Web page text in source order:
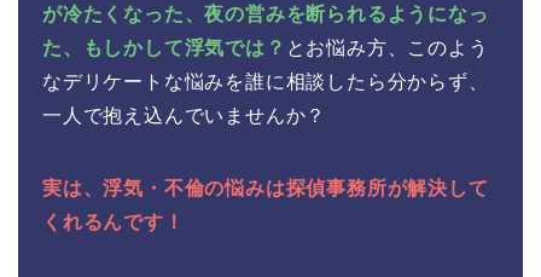
が冷たくなった、夜の営みを断られるようになっ
た、もしかして浮気では？ とお悩み方、このよう
なデリケートな悩みを誰に相談したら分からず、
一人で抱え込んでいませんか？
実は、浮気・不倫の悩みは探偵事務所が解決して
くれるんです！